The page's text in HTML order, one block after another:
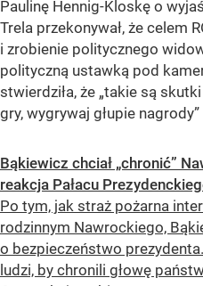
Paulinę Hennig-Kloskę o
Trela przekonywał, że celem
i zrobienie politycznego
polityczną ustawką pod
stwierdziła, że „takie są
gry, wygrywaj głupie
Bąkiewicz chciał „chronić”
reakcja Pałacu
Po tym, jak straż pożarna
rodzinnym Nawrockiego,
o bezpieczeństwo
ludzi, by chronili głowę